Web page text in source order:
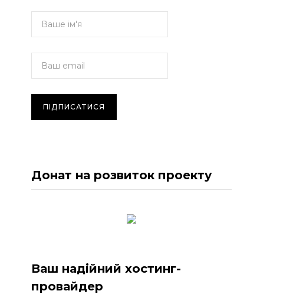
Донат на розвиток проекту
Ваш надійний хостинг-
провайдер